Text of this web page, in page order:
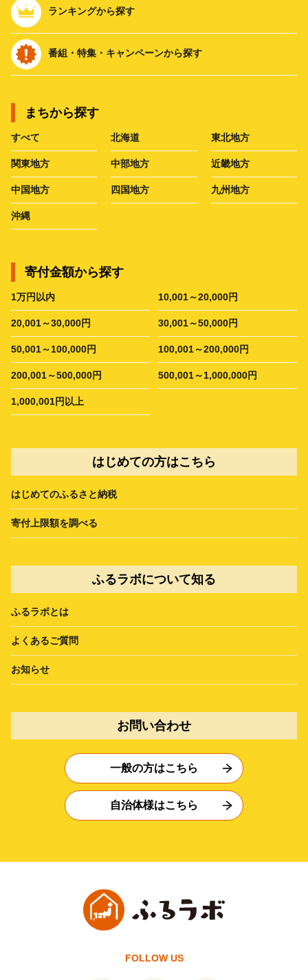
ランキングから探す
番組・特集・キャンペーンから探す
まちから探す
すべて 北海道 東北地方
関東地方 中部地方 近畿地方
中国地方 四国地方 九州地方
沖縄
寄付金額から探す
1万円以内 10,001～20,000円
20,001～30,000円 30,001～50,000円
50,001～100,000円 100,001～200,000円
200,001～500,000円 500,001～1,000,000円
1,000,001円以上
はじめての方はこちら
はじめてのふるさと納税
寄付上限額を調べる
ふるラボについて知る
ふるラボとは
よくあるご質問
お知らせ
お問い合わせ
一般の方はこちら
自治体様はこちら
FOLLOW US